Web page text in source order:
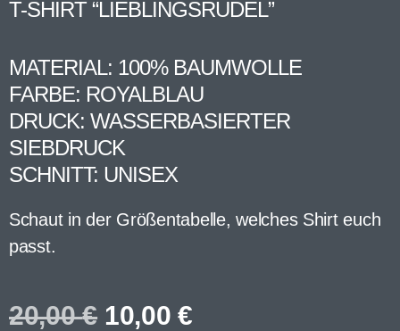
T-SHIRT “LIEBLINGSRUDEL”
MATERIAL: 100% BAUMWOLLE
FARBE: ROYALBLAU
DRUCK: WASSERBASIERTER
SIEBDRUCK
SCHNITT: UNISEX
Schaut in der Größentabelle, welches Shirt euch
passt.
20,00€ 10,00€